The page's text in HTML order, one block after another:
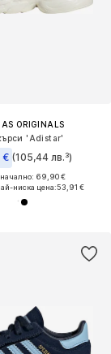
ORIGINALS
'Adistar'
€ (105,44 лв.³)
69,90 €
ниска цена:53,91 €